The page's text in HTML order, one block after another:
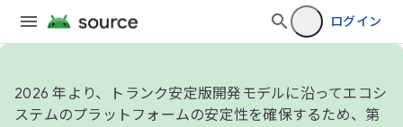
ログイン
2026 年より、トランク安定版開発モデルに沿ってエコシ
ステムのプラットフォームの安定性を確保するため、第